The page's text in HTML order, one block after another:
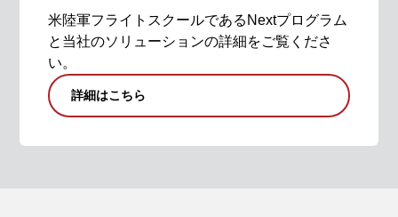
米陸軍フライトスクールであるNextプログラム
と当社のソリューションの詳細をご覧くださ
い。
詳細はこちら